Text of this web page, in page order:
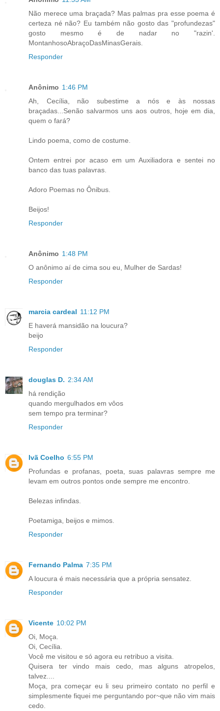
Não merece uma braçada? Mas palmas pra esse poema é
certeza né não? Eu também não gosto das "profundezas"
gosto mesmo é de nadar no "razin'.
MontanhosoAbraçoDasMinasGerais.
Responder
Anônimo 1:46 PM
Ah, Cecília, não subestime a nós e às nossas
braçadas...Senão salvarmos uns aos outros, hoje em dia,
quem o fará?
Lindo poema, como de costume.
Ontem entrei por acaso em um Auxiliadora e sentei no
banco das tuas palavras.
Adoro Poemas no Ônibus.
Beijos!
Responder
Anônimo 1:48 PM
O anônimo aí de cima sou eu, Mulher de Sardas!
Responder
marcia cardeal 11:12 PM
E haverá mansidão na loucura?
beijo
Responder
douglas D. 2:34 AM
há rendição
quando mergulhados em vôos
sem tempo pra terminar?
Responder
Ivã Coelho 6:55 PM
Profundas e profanas, poeta, suas palavras sempre me
levam em outros pontos onde sempre me encontro.
Belezas infindas.
Poetamiga, beijos e mimos.
Responder
Fernando Palma 7:35 PM
A loucura é mais necessária que a própria sensatez.
Responder
Vicente 10:02 PM
Oi, Moça.
Oi, Cecília.
Você me visitou e só agora eu retribuo a visita.
Quisera ter vindo mais cedo, mas alguns atropelos,
talvez....
Moça, pra começar eu li seu primeiro contato no perfil e
simplesmente fiquei me perguntando por~que não vim mais
cedo.